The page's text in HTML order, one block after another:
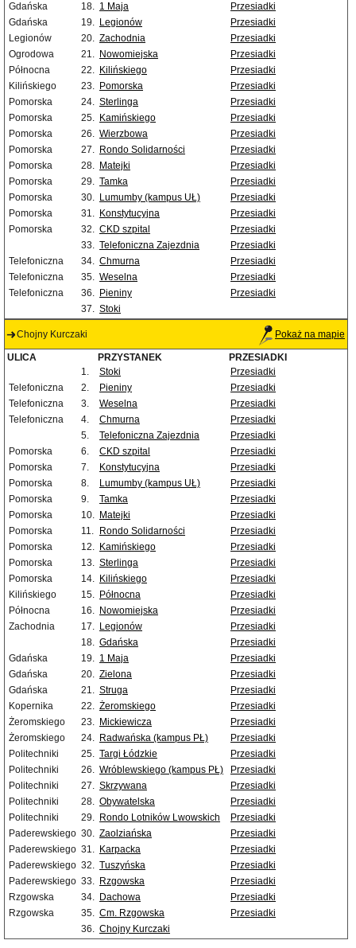
Gdańska
18. 1 Maja
Przesiadki
Gdańska
19. Legionów
Przesiadki
Legionów
20. Zachodnia
Przesiadki
Ogrodowa
21. Nowomiejska
Przesiadki
Północna
22. Kilińskiego
Przesiadki
Kilińskiego
23. Pomorska
Przesiadki
Pomorska
24. Sterlinga
Przesiadki
Pomorska
25. Kamińskiego
Przesiadki
Pomorska
26. Wierzbowa
Przesiadki
Pomorska
27. Rondo Solidarności
Przesiadki
Pomorska
28. Matejki
Przesiadki
Pomorska
29. Tamka
Przesiadki
Pomorska
30. Lumumby (kampus UŁ)
Przesiadki
Pomorska
31. Konstytucyjna
Przesiadki
Pomorska
32. CKD szpital
Przesiadki
33. Telefoniczna Zajezdnia
Przesiadki
Telefoniczna
34. Chmurna
Przesiadki
Telefoniczna
35. Weselna
Przesiadki
Telefoniczna
36. Pieniny
Przesiadki
37. Stoki
Chojny Kurczaki Pokaż na mapie
ULICA PRZYSTANEK
PRZESIADKI
1.
Stoki
Przesiadki
Telefoniczna
2. Pieniny
Przesiadki
Telefoniczna
3. Weselna
Przesiadki
Telefoniczna
4. Chmurna
Przesiadki
5.
Telefoniczna Zajezdnia
Przesiadki
Pomorska
6. CKD szpital
Przesiadki
Pomorska
7. Konstytucyjna
Przesiadki
Pomorska
8. Lumumby (kampus UŁ)
Przesiadki
Pomorska
9. Tamka
Przesiadki
Pomorska
10. Matejki
Przesiadki
Pomorska
11. Rondo Solidarności
Przesiadki
Pomorska
12. Kamińskiego
Przesiadki
Pomorska
13. Sterlinga
Przesiadki
Pomorska
14. Kilińskiego
Przesiadki
Kilińskiego
15. Północna
Przesiadki
Północna
16. Nowomiejska
Przesiadki
Zachodnia
17. Legionów
Przesiadki
18. Gdańska
Przesiadki
Gdańska
19. 1 Maja
Przesiadki
Gdańska
20. Zielona
Przesiadki
Gdańska
21. Struga
Przesiadki
Kopernika
22. Żeromskiego
Przesiadki
Żeromskiego
23. Mickiewicza
Przesiadki
Żeromskiego
24. Radwańska (kampus PŁ)
Przesiadki
Politechniki
25. Targi Łódzkie
Przesiadki
Politechniki
26. Wróblewskiego (kampus PŁ)
Przesiadki
Politechniki
27. Skrzywana
Przesiadki
Politechniki
28. Obywatelska
Przesiadki
Politechniki
29. Rondo Lotników Lwowskich
Przesiadki
Paderewskiego 30. Zaolziańska
Przesiadki
Paderewskiego 31. Karpacka
Przesiadki
Paderewskiego 32. Tuszyńska
Przesiadki
Paderewskiego 33. Rzgowska
Przesiadki
Rzgowska
34. Dachowa
Przesiadki
Rzgowska
35. Cm. Rzgowska
Przesiadki
36. Chojny Kurczaki